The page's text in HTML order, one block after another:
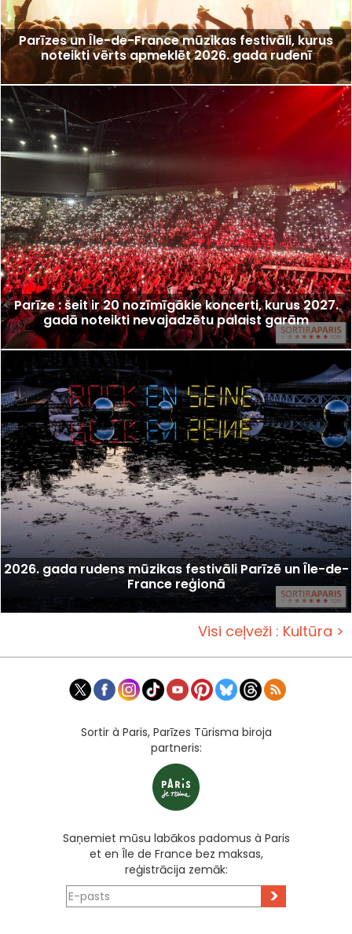
Parīzes un Île-de-France mūzikas festivāli, kurus
noteikti vērts apmeklēt 2026. gada rudenī
Parīze : šeit ir 20 nozīmīgākie koncerti, kurus 2027.
gadā noteikti nevajadzētu palaist garām
2026. gada rudens mūzikas festivāli Parīzē un Île-de-
France reģionā
Visi ceļveži : Kultūra >
Sortir à Paris, Parīzes Tūrisma biroja
partneris:
Saņemiet mūsu labākos padomus à Paris
et en Île de France bez maksas,
reģistrācija zemāk:
>